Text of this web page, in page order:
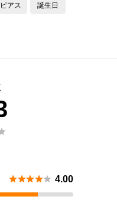
アス 誕生日
 4.00